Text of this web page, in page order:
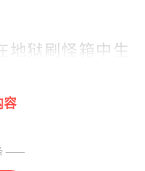
地狱刷怪箱中生
环绕着烟雾的头
含了四个圆柱)
容
——